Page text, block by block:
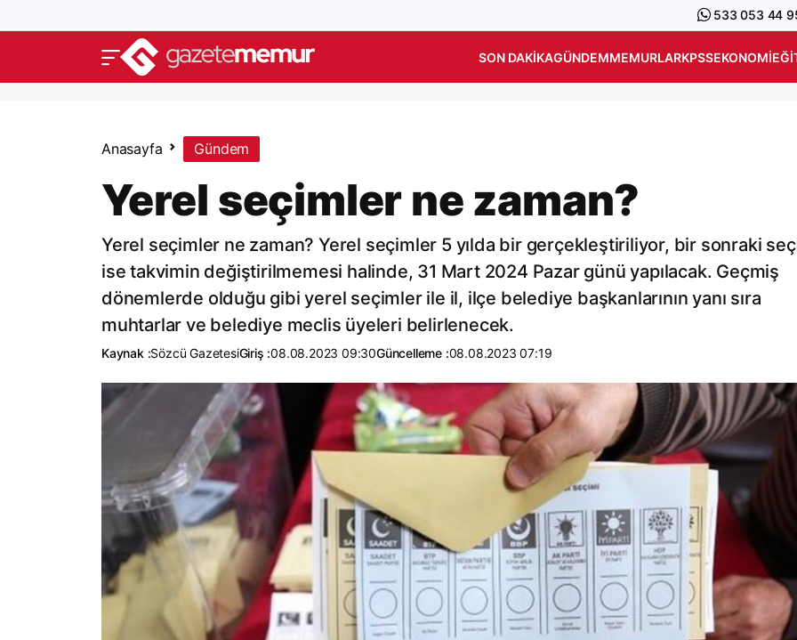
533 053 44
SON DAKIKAGÜNDEMMEMURLARKPSSEKONOMI
Anasayfa Gündem
Yerel seçimler ne zaman?
Yerel seçimler ne zaman? Yerel seçimler 5 yılda bir gerçekleştiriliyor, bir sonraki
ise takvimin değiştirilmemesi halinde, 31 Mart 2024 Pazar günü yapılacak. Geçmiş
dönemlerde olduğu gibi yerel seçimler ile il, ilçe belediye başkanlarının yanı sıra
muhtarlar ve belediye meclis üyeleri belirlenecek.
Kaynak :Sözcü GazetesiGiriş :08.08.2023 09:30Güncelleme :08.08.2023 07:19